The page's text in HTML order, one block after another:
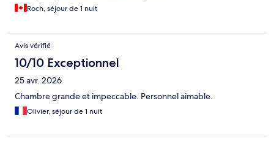
Roch, séjour de 1 nuit
Avis vérifié
10/10 Exceptionnel
25 avr. 2026
Chambre grande et impeccable. Personnel aimable.
Olivier, séjour de 1 nuit